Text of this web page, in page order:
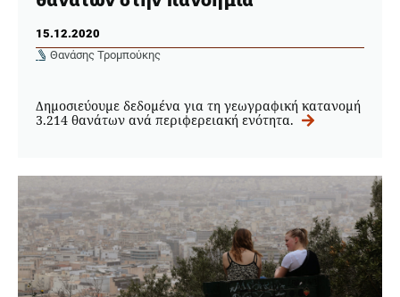
15.12.2020
Θανάσης Τρομπούκης
Δημοσιεύουμε δεδομένα για τη γεωγραφική κατανομή
3.214 θανάτων ανά περιφερειακή ενότητα.